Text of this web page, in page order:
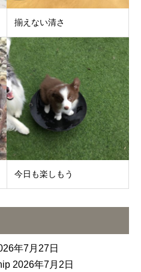
揃えない清さ
今日も楽しもう
年7月27日
2026年7月2日